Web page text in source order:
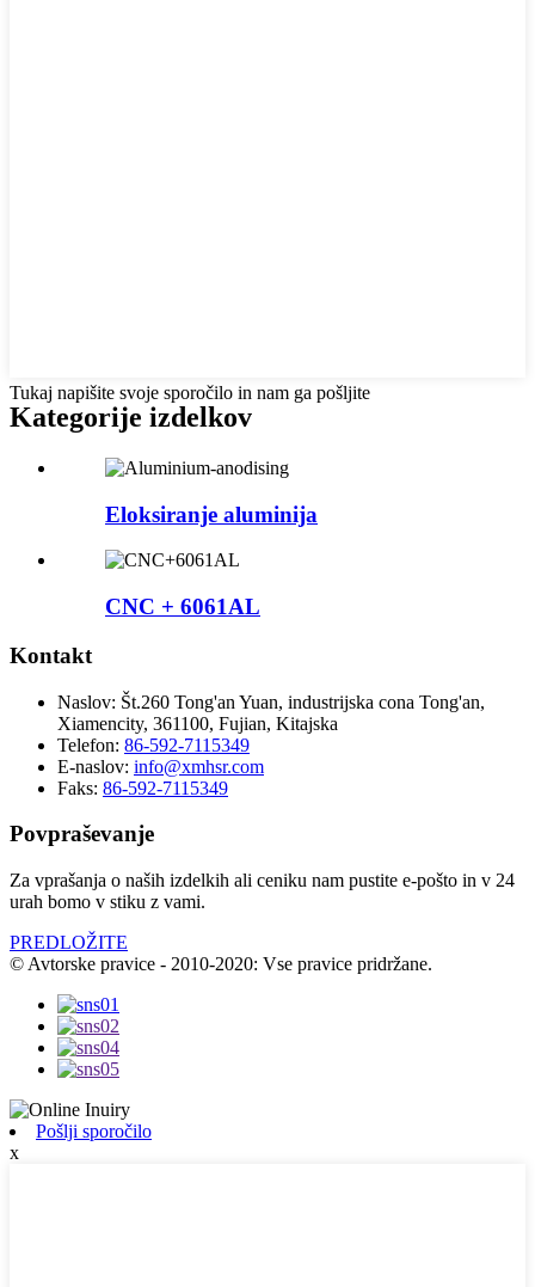
Tukaj napišite svoje sporočilo in nam ga pošljite
Kategorije izdelkov
Eloksiranje aluminija
CNC + 6061AL
Kontakt
Naslov: Št.260 Tong'an Yuan, industrijska cona Tong'an,
Xiamencity, 361100, Fujian, Kitajska
Telefon: 86-592-7115349
E-naslov: info@xmhsr.com
Faks: 86-592-7115349
Povpraševanje
Za vprašanja o naših izdelkih ali ceniku nam pustite e-pošto in v 24
urah bomo v stiku z vami.
PREDLOŽITE
© Avtorske pravice - 2010-2020: Vse pravice pridržane.
Pošlji sporočilo
x